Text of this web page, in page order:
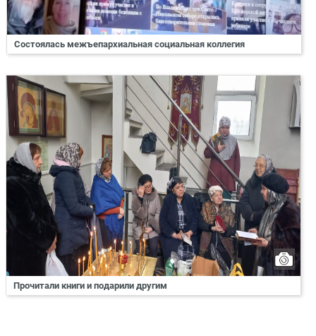
Состоялась межъепархиальная социальная коллегия
Прочитали книги и подарили другим